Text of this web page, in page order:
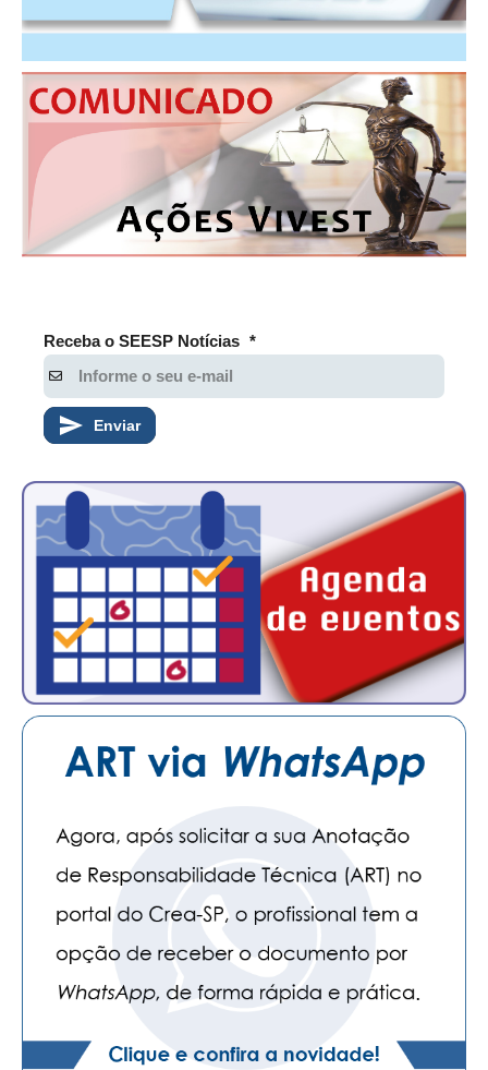
CONSÓRCIOS
CAMPANHAS SALARIAIS
COMUNICAÇÃO
PALAVRA DO MURILO
JORNAL DO ENGENHEIRO
AGENDA
NOTÍCIAS NO WHATSAPP
FOTOS
PUBLICIDADE
MANUAL DE REDAÇÃO
RELEASES
CONTATO
ASSOCIE-SE
Receba o SEESP Notícias *
Enviar